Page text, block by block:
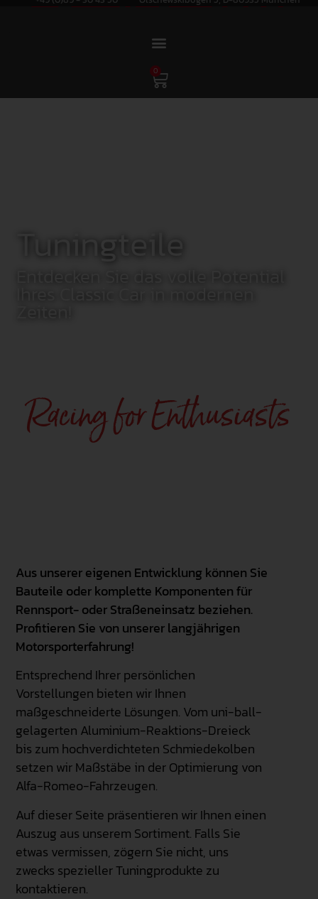
0
Tuningteile
Racing for Enthusiasts
Aus unserer eigenen Entwicklung können Sie
Bauteile oder komplette Komponenten für
Rennsport- oder Straßeneinsatz beziehen.
Profitieren Sie von unserer langjährigen
Motorsporterfahrung!
Entsprechend Ihrer persönlichen
Vorstellungen bieten wir Ihnen
maßgeschneiderte Lösungen. Vom uni-ball-
gelagerten Aluminium-Reaktions-Dreieck
bis zum hochverdichteten Schmiedekolben
setzen wir Maßstäbe in der Optimierung von
Alfa-Romeo-Fahrzeugen.
Auf dieser Seite präsentieren wir Ihnen einen
Auszug aus unserem Sortiment. Falls Sie
etwas vermissen, zögern Sie nicht, uns
zwecks spezieller Tuningprodukte zu
kontaktieren.